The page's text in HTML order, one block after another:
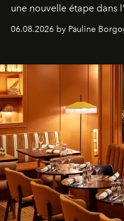
une nouvelle étape dans
06.08.2026 by Pauline